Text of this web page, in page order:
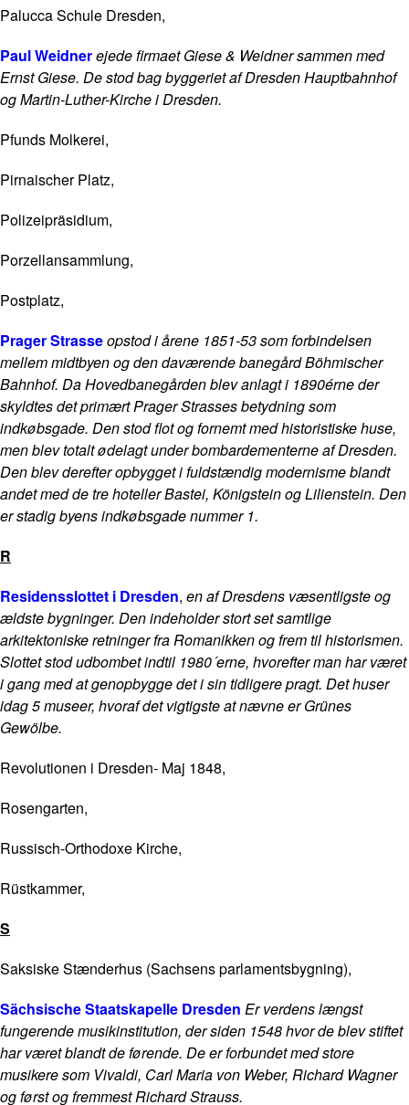
Palucca Schule Dresden,
Paul Weidnerejede firmaet Giese & Weidner sammen med
Ernst Giese. De stod bag byggeriet af Dresden Hauptbahnhof
og Martin-Luther-Kirche i Dresden.
Pfunds Molkerei,
Pirnaischer Platz,
Polizeipräsidium,
Porzellansammlung,
Postplatz,
Prager Strasseopstod i årene 1851-53 som forbindelsen
mellem midtbyen og den daværende banegård Böhmischer
Bahnhof. Da Hovedbanegården blev anlagt i 1890érne der
skyldtes det primært Prager Strasses betydning som
indkøbsgade. Den stod flot og fornemt med historistiske huse,
men blev totalt ødelagt under bombardementerne af Dresden.
Den blev derefter opbygget i fuldstændig modernisme blandt
andet med de tre hoteller Bastei, Königstein og Lilienstein. Den
er stadig byens indkøbsgade nummer 1.
R
Residensslottet i Dresden, en af Dresdens væsentligste og
ældste bygninger. Den indeholder stort set samtlige
arkitektoniske retninger fra Romanikken og frem til historismen.
Slottet stod udbombet indtil 1980´erne, hvorefter man har været
i gang med at genopbygge det i sin tidligere pragt. Det huser
idag 5 museer, hvoraf det vigtigste at nævne er Grünes
Gewölbe.
Revolutionen i Dresden- Maj 1848,
Rosengarten,
Russisch-Orthodoxe Kirche,
Rüstkammer,
S
Saksiske Stænderhus (Sachsens parlamentsbygning),
Sächsische Staatskapelle Dresden Er verdens længst
fungerende musikinstitution, der siden 1548 hvor de blev stiftet
har været blandt de førende. De er forbundet med store
musikere som Vivaldi, Carl Maria von Weber, Richard Wagner
og først og fremmest Richard Strauss.